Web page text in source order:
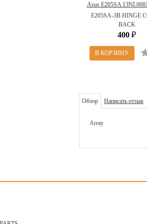
Asus E205SA
( E205SA-3B HINGE
BACK )
E205SA-3B HINGE
BACK
400 ₽
Обзор Написать отзыв
Array